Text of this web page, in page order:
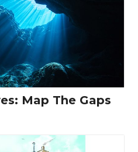
Map The Gaps